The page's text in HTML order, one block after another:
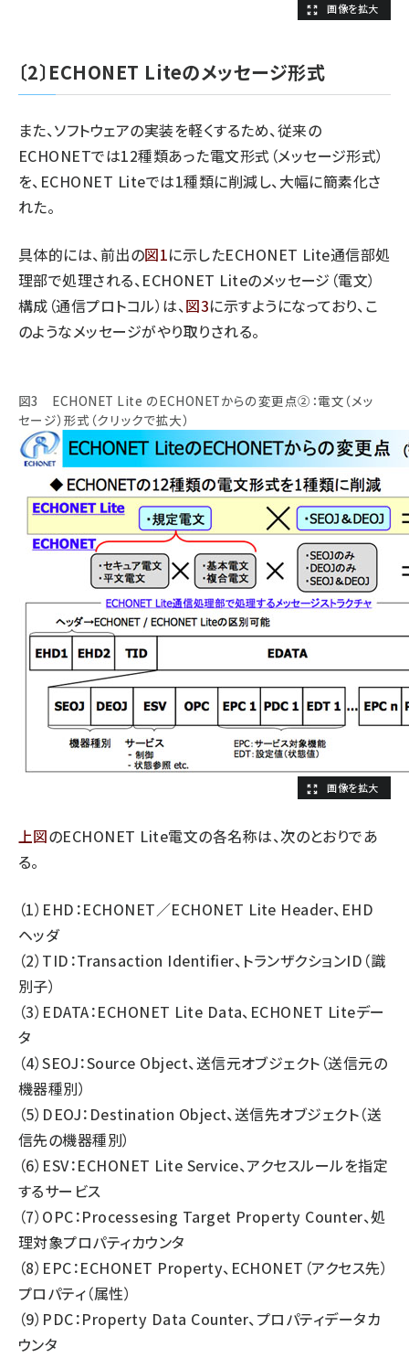
〔2〕ECHONET Liteのメッセージ形式
また、ソフトウェアの実装を軽くするため、従来の
ECHONETでは12種類あった電文形式（メッセージ形式）
を、ECHONET Liteでは1種類に削減し、大幅に簡素化さ
れた。
具体的には、前出の図1に示したECHONET Lite通信部処
理部で処理される、ECHONET Liteのメッセージ（電文）
構成（通信プロトコル）は、図3に示すようになっており、こ
のようなメッセージがやり取りされる。
図3 ECHONET Lite のECHONETからの変更点②：電文（メッ
セージ）形式（クリックで拡大）
上図のECHONET Lite電文の各名称は、次のとおりであ
る。
（1）EHD：ECHONET／ECHONET Lite Header、EHD
ヘッダ
（2）TID：Transaction Identifier、トランザクションID（識
別子）
（3）EDATA：ECHONET Lite Data、ECHONET Liteデー
タ
（4）SEOJ：Source Object、送信元オブジェクト（送信元の
機器種別）
（5）DEOJ：Destination Object、送信先オブジェクト（送
信先の機器種別）
（6）ESV：ECHONET Lite Service、アクセスルールを指定
するサービス
（7）OPC：Processesing Target Property Counter、処
理対象プロパティカウンタ
（8）EPC：ECHONET Property、ECHONET（アクセス先）
プロパティ（属性）
（9）PDC：Property Data Counter、プロパティデータカ
ウンタ